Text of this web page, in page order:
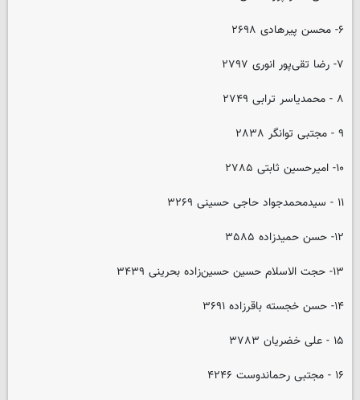
۶- محسن پیرهادی ۲۶۹۸
۷- رضا تقی‌پور انوری ۲۷۹۷
۸ - محمدیاسر ترابی ۲۷۴۹
۹ - مجتبی توانگر ۲۸۳۸
۱۰- امیرحسین ثابتی ۲۷۸۵
۱۱ - سیدمحمدجواد حاجی حسینی ۳۲۶۹
۱۲- حسن حمیدزاده ۳۵۸۵
۱۳- حجت الاسلام حسین حسین‌زاده بحرینی ۳۴۳۹
۱۴- حسن خجسته باقرزاده ۳۶۹۱
۱۵ - علی خضریان ۳۷۸۳
۱۶ - مجتبی رحماندوست ۴۲۴۶